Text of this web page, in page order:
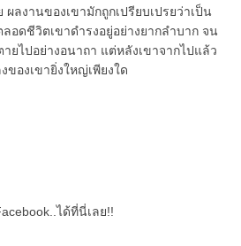
ลงานของเขามักถูกเปรียบเปรยว่าเป็น
อดชีวิตเขาดำรงอยู่อย่างยากลำบาก จน
ยไปอย่างอนาถา แต่หลังเขาจากไปแล้ว
ของเขายิ่งใหญ่เพียงใด
ได้ที่นี่เลย!!